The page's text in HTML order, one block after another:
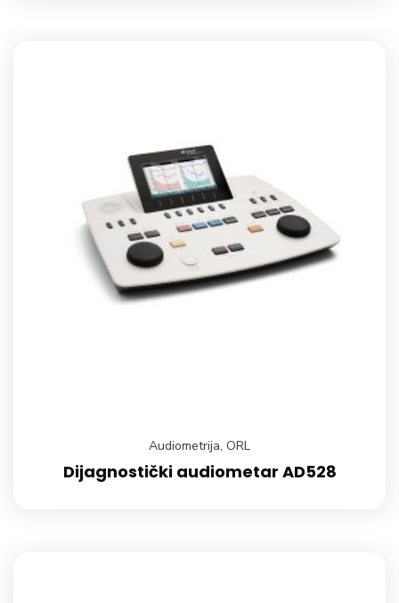
Audiometrija, ORL
Dijagnostički audiometar AD528